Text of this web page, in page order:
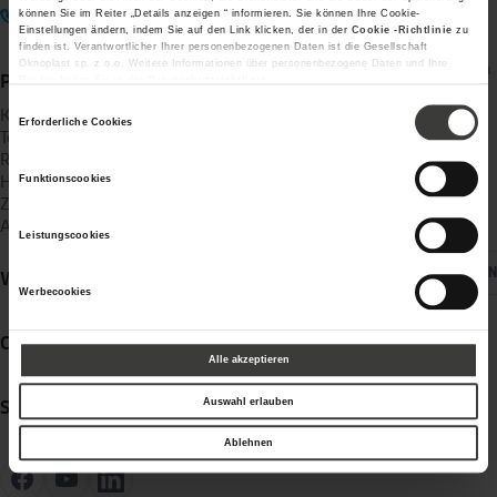
können Sie im Reiter „Details anzeigen “ informieren. Sie können Ihre Cookie-
Einstellungen ändern, indem Sie auf den Link klicken, der in der Cookie -Richtlinie zu
finden ist. Verantwortlicher Ihrer personenbezogenen Daten ist die Gesellschaft
Oknoplast sp. z o.o. Weitere Informationen über personenbezogene Daten und Ihre
Erforderliche Cookies
Funktionscookies
Leistungscookies
Werbecookies
Alle akzeptieren
Auswahl erlauben
Ablehnen
Fachhändler werden
Nachhaltigkeit
Soziale Medien
LAND
Produkte
Kunststofffenster
Terrassentüren & Balkontüren
Rollläden
Haustüren
Zubehör
Aluminium-Produkte
Wissen
OKNOPLAST
Service
KONTAKT